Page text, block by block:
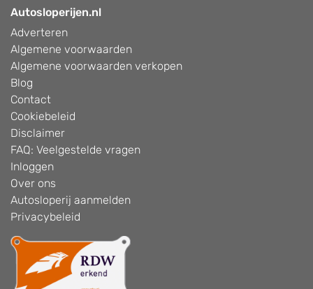
Autosloperijen.nl
Adverteren
Algemene voorwaarden
Algemene voorwaarden verkopen
Blog
Contact
Cookiebeleid
Disclaimer
FAQ: Veelgestelde vragen
Inloggen
Over ons
Autosloperij aanmelden
Privacybeleid